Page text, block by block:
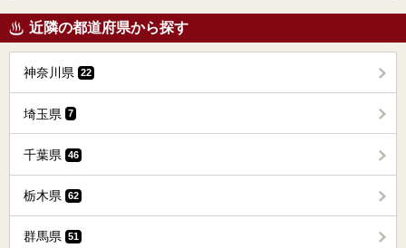
近隣の都道府県から探す
神奈川県 22
埼玉県 7
千葉県 46
栃木県 62
群馬県 51